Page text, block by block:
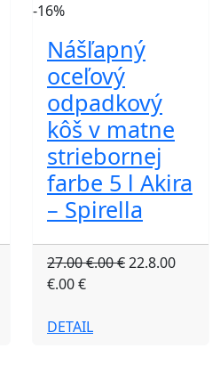
-16%
Nášľapný
oceľový
odpadkový
kôš v matne
striebornej
farbe 5 l Akira
– Spirella
27.00 €.00 €22.8.00
€.00 €
DETAIL